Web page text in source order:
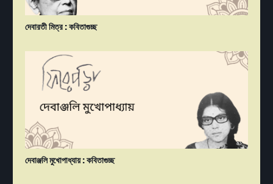
দেবারতী মিত্র : কবিতাগুচ্ছ
দেবাঞ্জলি মুখোপাধ্যায় : কবিতাগুচ্ছ